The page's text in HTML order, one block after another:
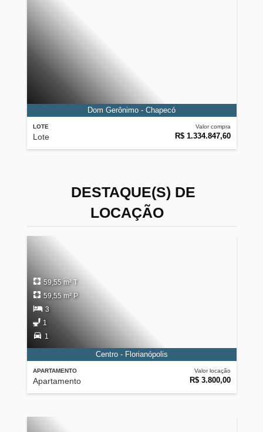
LOTE
Lote
Valor compra
R$ 1.334.847,60
Dom Gerônimo - Chapecó
DESTAQUE(S) DE
LOCAÇÃO
APARTAMENTO
Apartamento
Valor locação
R$ 3.800,00
59,55 m² T
59,55 m² P
3
1
1
Centro - Florianópolis